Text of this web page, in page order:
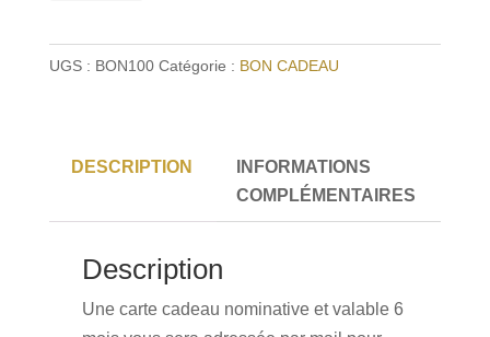
cadeau
UGS : BON100 Catégorie : BON CADEAU
DESCRIPTION
INFORMATIONS
COMPLÉMENTAIRES
Description
Une carte cadeau nominative et valable 6